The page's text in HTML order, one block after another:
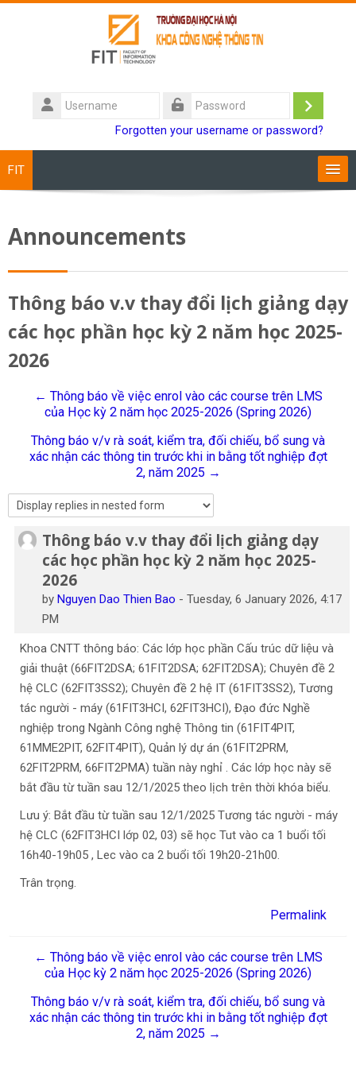
Username
Log
Forgotten your username or password?
FIT
Students
Research
Search
courses
Announcements
Thông báo v.v thay đổi lịch giảng dạy
các học phần học kỳ 2 năm học 2025-
2026
← Thông báo về việc enrol vào các course trên LMS
của Học kỳ 2 năm học 2025-2026 (Spring 2026)
Thông báo v/v rà soát, kiểm tra, đối chiếu, bổ sung và
xác nhận các thông tin trước khi in bằng tốt nghiệp đợt
2, năm 2025 →
Thông báo v.v thay đổi lịch giảng dạy
các học phần học kỳ 2 năm học 2025-
2026
byNguyen Dao Thien Bao -Tuesday, 6 January 2026, 4:17
PM
Number of replies: 0
Khoa CNTT thông báo: Các lớp học phần Cấu trúc dữ liệu và
giải thuật (66FIT2DSA; 61FIT2DSA; 62FIT2DSA); Chuyên đề 2
hệ CLC (62FIT3SS2); Chuyên đề 2 hệ IT (61FIT3SS2), Tương
tác người - máy (61FIT3HCI, 62FIT3HCI), Đạo đức Nghề
nghiệp trong Ngành Công nghệ Thông tin (61FIT4PIT,
61MME2PIT, 62FIT4PIT), Quản lý dự án (61FIT2PRM,
62FIT2PRM, 66FIT2PMA) tuần này nghỉ . Các lớp học này sẽ
bắt đầu từ tuần sau 12/1/2025 theo lịch trên thời khóa biểu.
Lưu ý: Bắt đầu từ tuần sau 12/1/2025 Tương tác người - máy
hệ CLC (62FIT3HCI lớp 02, 03) sẽ học Tut vào ca 1 buổi tối
16h40-19h05 , Lec vào ca 2 buổi tối 19h20-21h00.
Trân trọng.
Permalink
← Thông báo về việc enrol vào các course trên LMS
của Học kỳ 2 năm học 2025-2026 (Spring 2026)
Thông báo v/v rà soát, kiểm tra, đối chiếu, bổ sung và
xác nhận các thông tin trước khi in bằng tốt nghiệp đợt
2, năm 2025 →